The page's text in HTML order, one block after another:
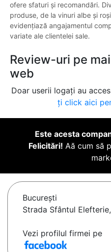
ofere sfaturi și recomandări.
produse, de la vinuri albe și
evidențiază angajamentul
variate ale clientelei sale.
Review-uri pe
web
Doar userii logați au
ți click aici
Este acesta
Felicitări! Aă cum să
Bucureşti
Strada Sfântul
Vezi profilul firmei pe